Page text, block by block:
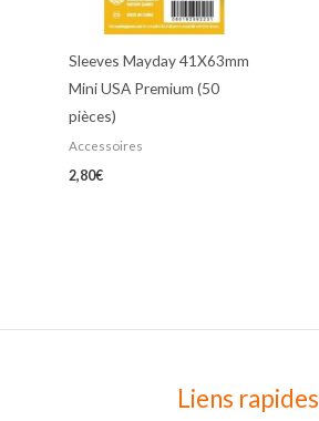
Sleeves Mayday 41X63mm
Mini USA Premium (50
pièces)
Accessoires
2,80€
Liens rapides